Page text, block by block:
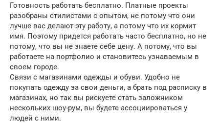
Готовность работать бесплатно. Платные проекты
разобраны стилистами с опытом, не потому что они
лучше вас делают эту работу, а потому что их кормит
имя. Поэтому придется работать часто бесплатно, но не
потому, что вы не знаете себе цену. А потому, что вы
работаете на портфолио и становитесь узнаваемым в
своем городе.
Связи с магазинами одежды и обуви. Удобно не
покупать одежду за свои деньги, а брать под расписку в
магазинах, но так вы рискуете стать заложником
нескольких шоу-рум, вы будете ассоциироваться у
людей с ними.